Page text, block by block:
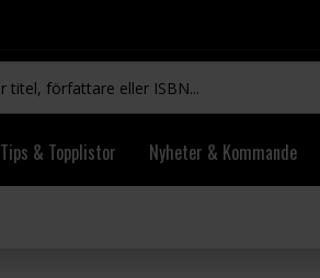
Tips & Topplistor Nyheter & Kommande